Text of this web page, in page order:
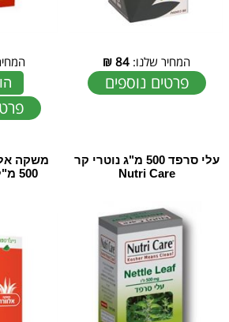
המחיר שלנו: 84
₪
פרטים נוספים
עלי סרפד 500 מ"ג נוטרי קר
Nutri Care
משקה
500 מ"ל Natures Pro